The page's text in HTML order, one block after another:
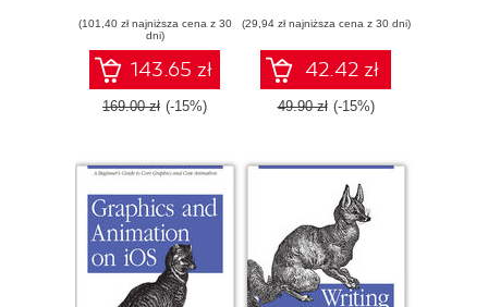
iPhone, iPad, and
iPod touch Apps
(101,40 zł najniższa cena z 30
dni)
143.65 zł
169.00 zł (-15%)
Performance with
Grand Central
Dispatch
(29,94 zł najniższa cena z 30 dni)
42.42 zł
49.90 zł (-15%)